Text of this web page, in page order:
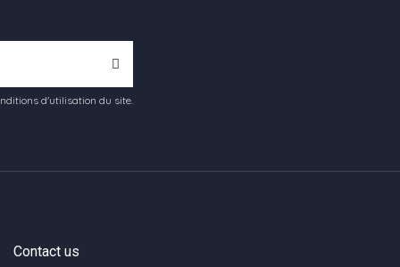
d'utilisation du site.
Contact us